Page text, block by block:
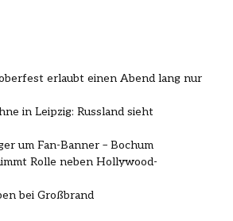
erlaubt einen Abend lang nur
in Leipzig: Russland sieht
um Fan-Banner – Bochum
Rolle neben Hollywood-
bei Großbrand